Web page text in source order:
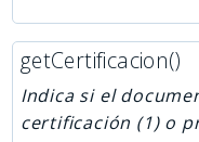
getCertificacion()
Indica si el
certificación (1) o